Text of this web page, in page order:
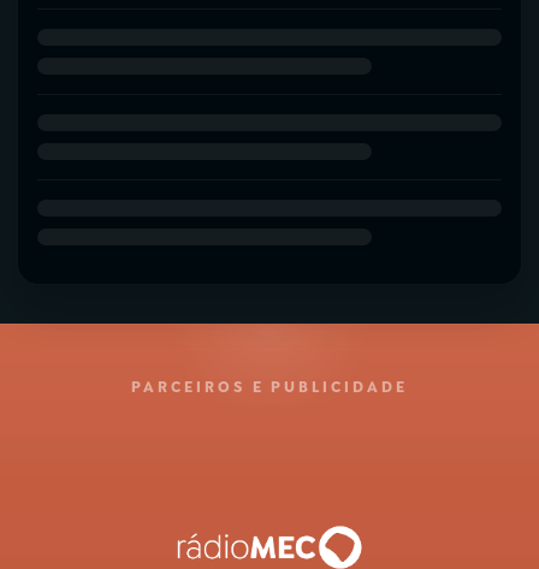
PARCEIROS E PUBLICIDADE